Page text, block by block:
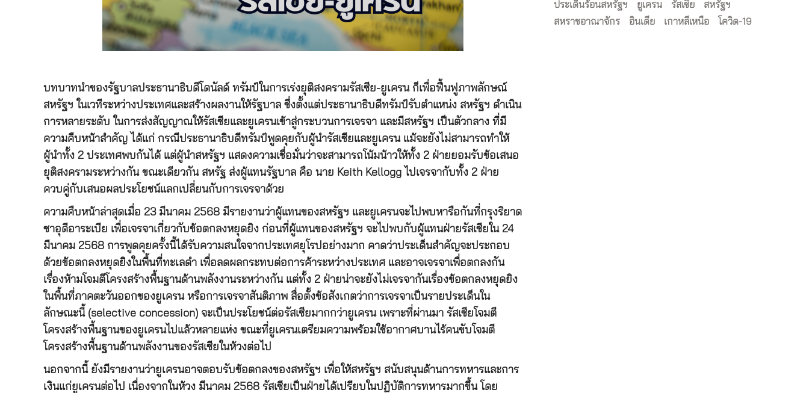
บทบาทนำของรัฐบาลประธานาธิบดีโดนัลด์ ทรัมป์ในการเร่งยุติสงครามรัสเซีย-ยูเครน ก็เพื่อฟื้นฟูภาพลักษณ์
สหรัฐฯ ในเวทีระหว่างประเทศและสร้างผลงานให้รัฐบาล ซึ่งตั้งแต่ประธานาธิบดีทรัมป์รับตำแหน่ง สหรัฐฯ ดำเนิน
การหลายระดับ ในการส่งสัญญาณให้รัสเซียและยูเครนเข้าสู่กระบวนการเจรจา และมีสหรัฐฯ เป็นตัวกลาง ที่มี
ความคืบหน้าสำคัญ ได้แก่ กรณีประธานาธิบดีทรัมป์พูดคุยกับผู้นำรัสเซียและยูเครน แม้จะยังไม่สามารถทำให้
ผู้นำทั้ง 2 ประเทศพบกันได้ แต่ผู้นำสหรัฐฯ แสดงความเชื่อมั่นว่าจะสามารถโน้มน้าวให้ทั้ง 2 ฝ่ายยอมรับข้อเสนอ
ยุติสงครามระหว่างกัน ขณะเดียวกัน สหรัฐ ส่งผู้แทนรัฐบาล คือ นาย Keith Kellogg ไปเจรจากับทั้ง 2 ฝ่าย
ควบคู่กับเสนอผลประโยชน์แลกเปลี่ยนกับการเจรจาด้วย
ความคืบหน้าล่าสุดเมื่อ 23 มีนาคม 2568 มีรายงานว่าผู้แทนของสหรัฐฯ และยูเครนจะไปพบหารือกันที่กรุงริยาด
ซาอุดีอาระเบีย เพื่อเจรจาเกี่ยวกับข้อตกลงหยุดยิง ก่อนที่ผู้แทนของสหรัฐฯ จะไปพบกับผู้แทนฝ่ายรัสเซียใน 24
มีนาคม 2568 การพูดคุยครั้งนี้ได้รับความสนใจจากประเทศยุโรปอย่างมาก คาดว่าประเด็นสำคัญจะประกอบ
ด้วยข้อตกลงหยุดยิงในพื้นที่ทะเลดำ เพื่อลดผลกระทบต่อการค้าระหว่างประเทศ และอาจเจรจาเพื่อตกลงกัน
เรื่องห้ามโจมตีโครงสร้างพื้นฐานด้านพลังงานระหว่างกัน แต่ทั้ง 2 ฝ่ายน่าจะยังไม่เจรจากันเรื่องข้อตกลงหยุดยิง
ในพื้นที่ภาคตะวันออกของยูเครน หรือการเจรจาสันติภาพ สื่อตั้งข้อสังเกตว่าการเจรจาเป็นรายประเด็นใน
ลักษณะนี้ (selective concession) จะเป็นประโยชน์ต่อรัสเซียมากกว่ายูเครน เพราะที่ผ่านมา รัสเซียโจมตี
โครงสร้างพื้นฐานของยูเครนไปแล้วหลายแห่ง ขณะที่ยูเครนเตรียมความพร้อมใช้อากาศบานไร้คนขับโจมตี
โครงสร้างพื้นฐานด้านพลังงานของรัสเซียในห้วงต่อไป
นอกจากนี้ ยังมีรายงานว่ายูเครนอาจตอบรับข้อตกลงของสหรัฐฯ เพื่อให้สหรัฐฯ สนับสนุนด้านการทหารและการ
เงินแก่ยูเครนต่อไป เนื่องจากในห้วง มีนาคม 2568 รัสเซียเป็นฝ่ายได้เปรียบในปฏิบัติการทหารมากขึ้น โดย
ประเด็นร้อนสหรัฐฯ
ยูเครน รัสเซีย
สหรัฐฯ
สหราชอาณาจักร
อินเดีย เกาหลีเหนือ โควิด-19